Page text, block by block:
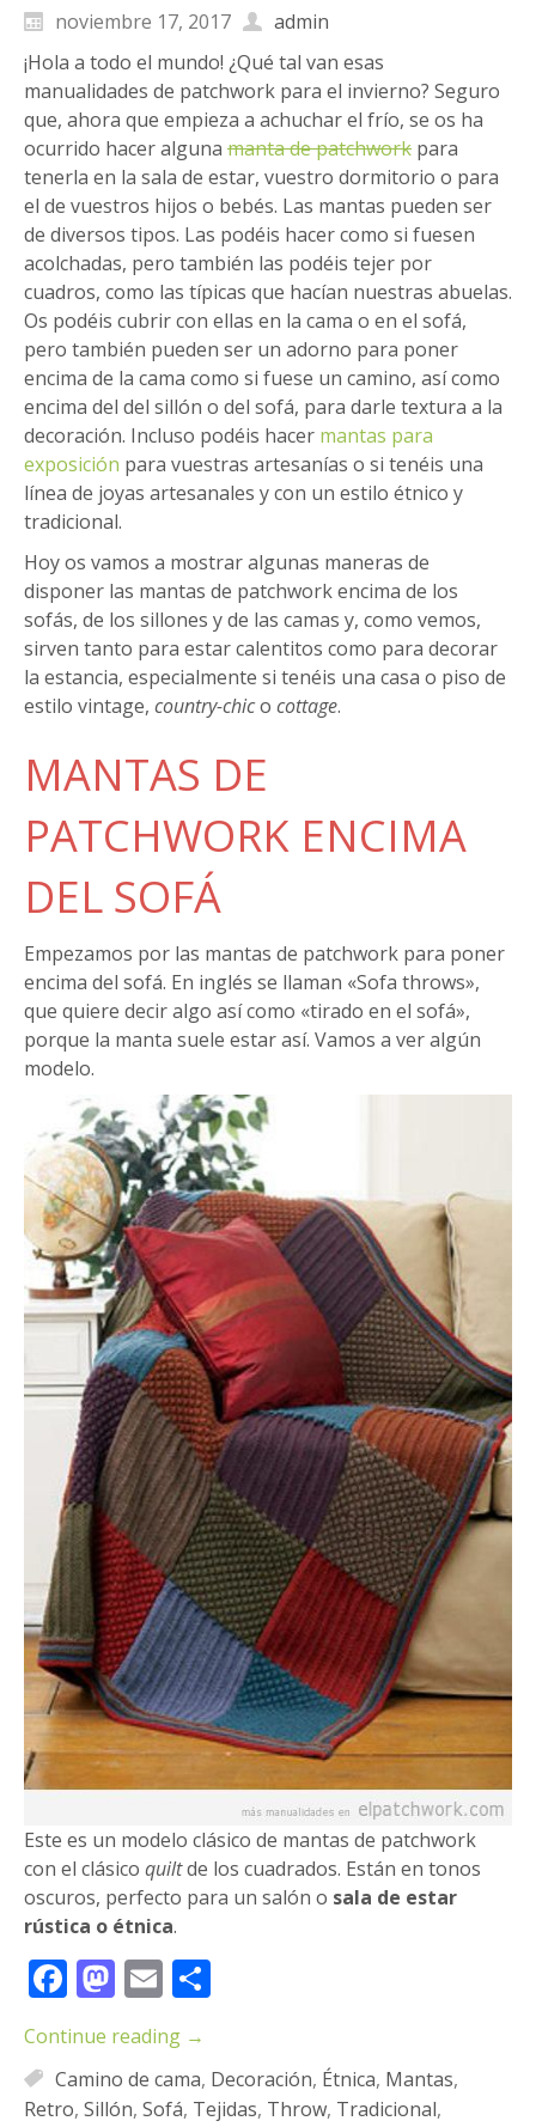
noviembre 17, 2017
admin
¡Hola a todo el mundo! ¿Qué tal van esas
manualidades de patchwork para el invierno? Seguro
que, ahora que empieza a achuchar el frío, se os ha
ocurrido hacer alguna manta de patchwork para
tenerla en la sala de estar, vuestro dormitorio o para
el de vuestros hijos o bebés. Las mantas pueden ser
de diversos tipos. Las podéis hacer como si fuesen
acolchadas, pero también las podéis tejer por
cuadros, como las típicas que hacían nuestras abuelas.
Os podéis cubrir con ellas en la cama o en el sofá,
pero también pueden ser un adorno para poner
encima de la cama como si fuese un camino, así como
encima del del sillón o del sofá, para darle textura a la
decoración. Incluso podéis hacer mantas para
exposición para vuestras artesanías o si tenéis una
línea de joyas artesanales y con un estilo étnico y
tradicional.
Hoy os vamos a mostrar algunas maneras de
disponer las mantas de patchwork encima de los
sofás, de los sillones y de las camas y, como vemos,
sirven tanto para estar calentitos como para decorar
la estancia, especialmente si tenéis una casa o piso de
estilo vintage, country-chico cottage.
MANTAS DE
PATCHWORK ENCIMA
DEL SOFÁ
Empezamos por las mantas de patchwork para poner
encima del sofá. En inglés se llaman «Sofa throws»,
que quiere decir algo así como «tirado en el sofá»,
porque la manta suele estar así. Vamos a ver algún
modelo.
Este es un modelo clásico de mantas de patchwork
con el clásico quiltde los cuadrados. Están en tonos
oscuros, perfecto para un salón o sala de estar
rústica o étnica.
Facebook
Mastodon
Email
Continue reading →
Camino de cama, Decoración, Étnica, Mantas,
Retro, Sillón, Sofá, Tejidas, Throw, Tradicional,